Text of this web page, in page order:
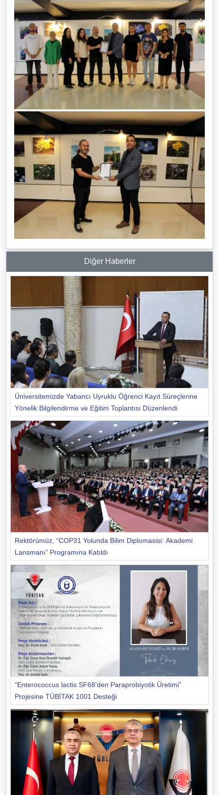
Diğer Haberler
Üniversitemizde Yabancı Uyruklu Öğrenci Kayıt Süreçlerine
Yönelik Bilgilendirme ve Eğitim Toplantısı Düzenlendi
Rektörümüz, “COP31 Yolunda Bilim Diplomasisi: Akademi
Lansmanı” Programına Katıldı
“Enterococcus lactis SF68’den Paraprobiyotik Üretimi”
Projesine TÜBİTAK 1001 Desteği